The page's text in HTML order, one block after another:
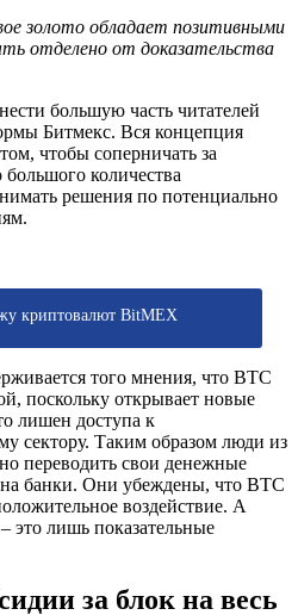
золото обладает позитивными
отделено от доказательства
большую часть читателей
Битмекс. Вся концепция
чтобы соперничать за
количества
решения по потенциально
криптовалют BitMEX
того мнения, что ВТС
поскольку открывает новые
лишен доступа к
сектору. Таким образом люди из
переводить свои денежные
на банки. Они убеждены, что ВТС
воздействие. А
это лишь показательные
за блок на весь